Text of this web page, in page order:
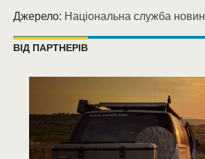
Джерело: Національна служба новин
ВІД ПАРТНЕРІВ